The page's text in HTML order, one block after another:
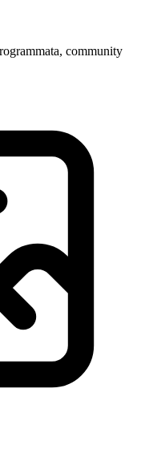
community